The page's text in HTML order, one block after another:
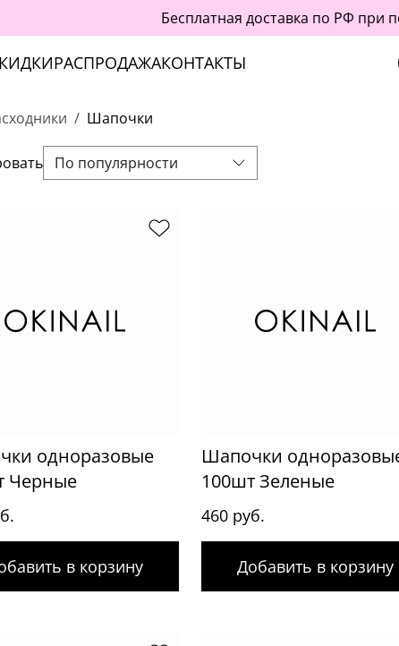
Бесплатная доставка по РФ при
РАСПРОДАЖАКОНТАКТЫ
Шапочки
По популярности
одноразовые
Черные
в корзину
Шапочки
100шт Зеленые
460 руб.
Добавить в корзину